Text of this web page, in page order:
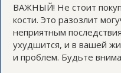
ВАЖНЫЙ! Не стоит
кости. Это разозлит
неприятным
ухудшится, и в вашей
и проблем. Будьте